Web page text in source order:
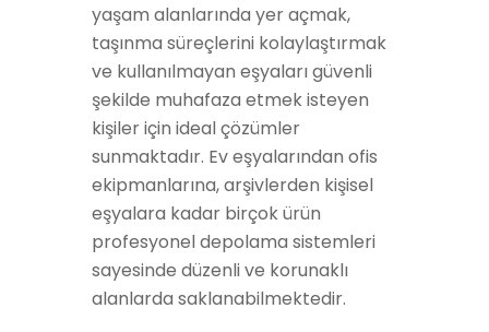
yaşam alanlarında yer açmak,
taşınma süreçlerini kolaylaştırmak
ve kullanılmayan eşyaları güvenli
şekilde muhafaza etmek isteyen
kişiler için ideal çözümler
sunmaktadır. Ev eşyalarından ofis
ekipmanlarına, arşivlerden kişisel
eşyalara kadar birçok ürün
profesyonel depolama sistemleri
sayesinde düzenli ve korunaklı
alanlarda saklanabilmektedir.